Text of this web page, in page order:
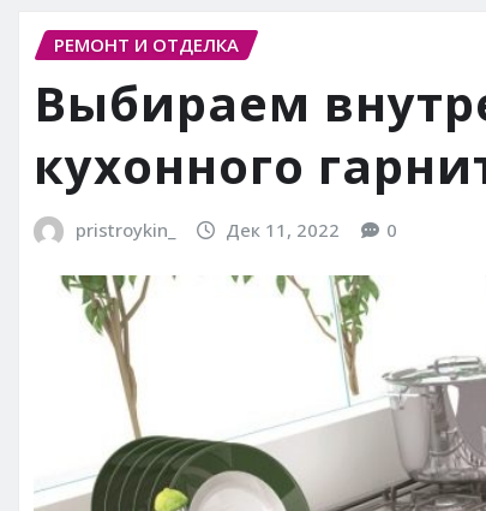
РЕМОНТ И ОТДЕЛКА
Выбираем
кухонного
pristroykin_ Дек 11, 2022 0